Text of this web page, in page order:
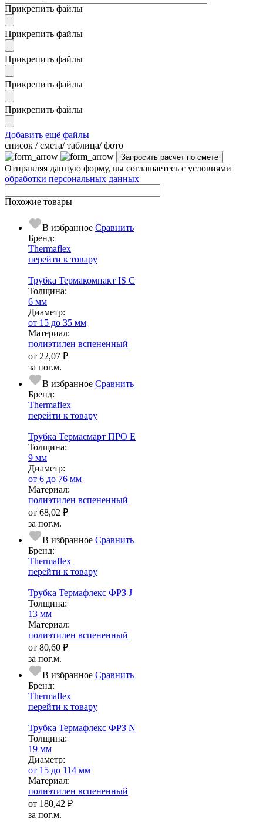
Прикрепить файлы
Прикрепить файлы
Прикрепить файлы
Прикрепить файлы
Прикрепить файлы
Добавить ещё файлы
cписок / смета/ таблица/ фото
Отправляя данную форму, вы соглашаетесь с условиями
обработки персональных данных
Похожие товары
В избранное Сравнить
Бренд:
Thermaflex
перейти к товару
Трубка Термакомпакт IS C
Тол­щи­на:
6 мм
Диаметр:
от 15 до 35 мм
Ма­­те­­ри­­ал:
полиэтилен вспененный
от 22,07 ₽
за пог.м.
В избранное Сравнить
Бренд:
Thermaflex
перейти к товару
Трубка Термасмарт ПРО E
Тол­щи­на:
9 мм
Диаметр:
от 6 до 76 мм
Ма­­те­­ри­­ал:
полиэтилен вспененный
от 68,02 ₽
за пог.м.
В избранное Сравнить
Бренд:
Thermaflex
перейти к товару
Трубка Термафлекс ФРЗ J
Тол­щи­на:
13 мм
Ма­­те­­ри­­ал:
полиэтилен вспененный
от 80,60 ₽
за пог.м.
В избранное Сравнить
Бренд:
Thermaflex
перейти к товару
Трубка Термафлекс ФРЗ N
Тол­щи­на:
19 мм
Диаметр:
от 15 до 114 мм
Ма­­те­­ри­­ал:
полиэтилен вспененный
от 180,42 ₽
за пог.м.